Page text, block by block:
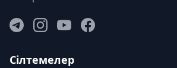
Сілтемелер